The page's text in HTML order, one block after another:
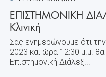
ΕΠΙΣΤΗΜΟΝΙΚΗ
Κλινική
Σας ενημερώνουμε ότι
2023 και ώρα 12:30 μ.μ. θα
Επιστημονική Διάλεξ...